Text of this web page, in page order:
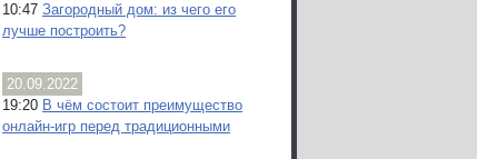
10:47 Загородный дом: из чего его
лучше построить?
20.09.2022
19:20 В чём состоит преимущество
онлайн-игр перед традиционными